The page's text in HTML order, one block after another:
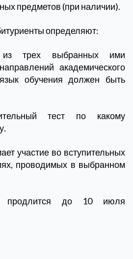
предметов (при наличии).
определяют:
трех выбранных ими
академического
обучения должен быть
тест по какому
участие во вступительных
проводимых в выбранном
продлится до 10 июля